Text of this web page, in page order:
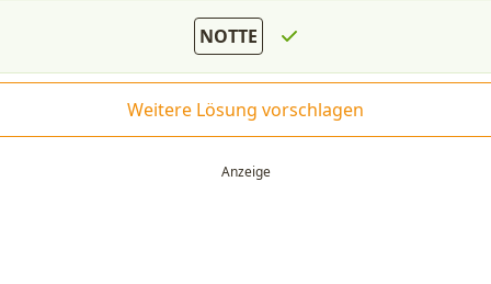
NOTTE
Weitere Lösung vorschlagen